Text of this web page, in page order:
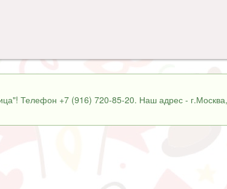
Телефон +7 (916) 720-85-20. Наш адрес -